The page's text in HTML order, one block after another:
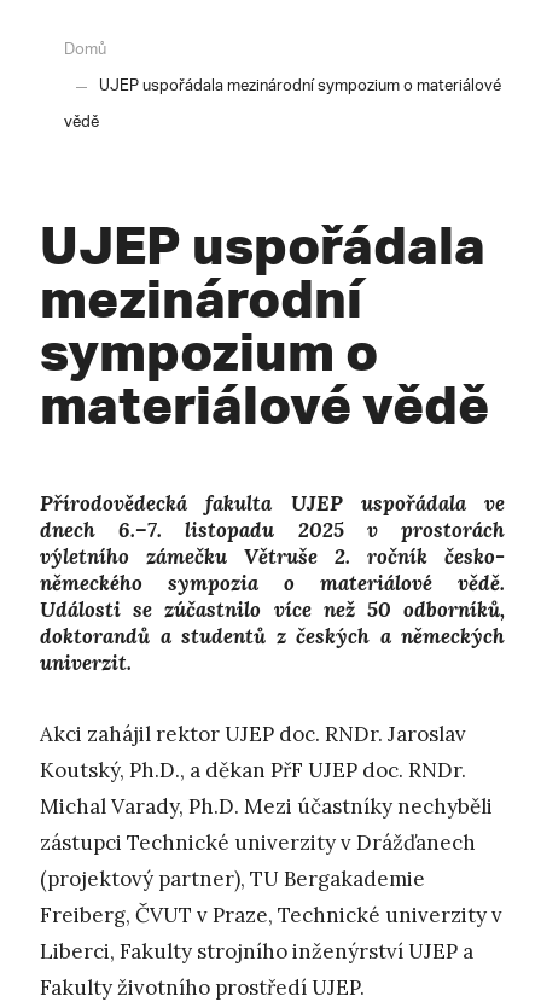
Domů
UJEP uspořádala mezinárodní sympozium o materiálové
vědě
UJEP uspořádala
mezinárodní
sympozium o
materiálové vědě
Přírodovědecká fakulta UJEP uspořádala ve
dnech 6.–7. listopadu 2025 v prostorách
výletního zámečku Větruše 2. ročník česko-
německého sympozia o materiálové vědě.
Události se zúčastnilo více než 50 odborníků,
doktorandů a studentů z českých a německých
univerzit.
Akci zahájil rektor UJEP doc. RNDr. Jaroslav
Koutský, Ph.D., a děkan PřF UJEP doc. RNDr.
Michal Varady, Ph.D. Mezi účastníky nechyběli
zástupci Technické univerzity v Drážďanech
(projektový partner), TU Bergakademie
Freiberg, ČVUT v Praze, Technické univerzity v
Liberci, Fakulty strojního inženýrství UJEP a
Fakulty životního prostředí UJEP.